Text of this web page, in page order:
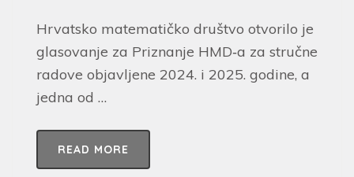
Hrvatsko matematičko društvo otvorilo je
glasovanje za Priznanje HMD‑a za stručne
radove objavljene 2024. i 2025. godine, a
jedna od …
READ MORE